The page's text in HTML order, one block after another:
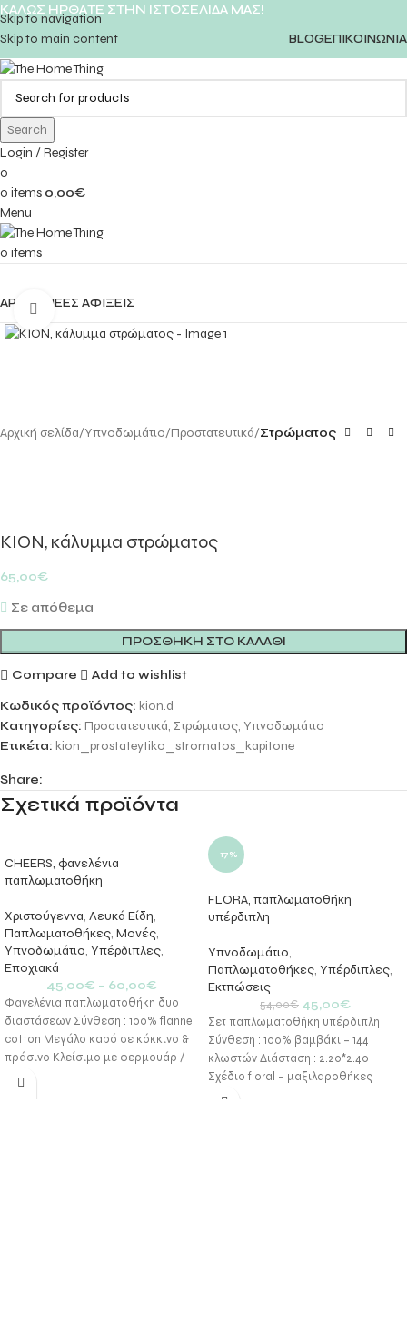
Skip to navigation
Skip to main content
ΚΑΛΩΣ ΗΡΘΑΤΕ ΣΤΗΝ ΙΣΤΟΣΕΛΙΔΑ ΜΑΣ!
BLOGΕΠΙΚΟΙΝΩΝΙΑ
Search
Login / Register
0
0 items 0,00€
Menu
0 items
ΑΡΧΙΚΗ ΝΕΕΣ ΑΦΙΞΕΙΣ
Click to enlarge
Αρχική σελίδα Υπνοδωμάτιο Προστατευτικά Στρώματος
KION, κάλυμμα στρώματος
65,00€
Σε απόθεμα
ΠΡΟΣΘΉΚΗ ΣΤΟ ΚΑΛΆΘΙ
Compare
Add to wishlist
Κωδικός προϊόντος: kion.d
Κατηγορίες: Προστατευτικά, Στρώματος, Υπνοδωμάτιο
Ετικέτα: kion_prostateytiko_stromatos_kapitone
Share:
Σχετικά προϊόντα
CHEERS, φανελένια
παπλωματοθήκη
Χριστούγεννα, Λευκά Είδη,
Παπλωματοθήκες, Μονές,
Υπνοδωμάτιο, Υπέρδιπλες,
Εποχιακά
45,00€ – 60,00€
Φανελένια παπλωματοθήκη δυο
διαστάσεων Σύνθεση : 100% flannel
cotton Μεγάλο καρό σε κόκκινο &
πράσινο Κλείσιμο με φερμουάρ /
διπλής όψεως
-17%
FLORA, παπλωματοθήκη
υπέρδιπλη
Υπνοδωμάτιο,
Παπλωματοθήκες, Υπέρδιπλες,
Εκτπώσεις
54,00€ 45,00€
Σετ παπλωματοθήκη υπέρδιπλη
Σύνθεση : 100% βαμβάκι – 144
κλωστών Διάσταση : 2.20*2.40
Σχέδιο floral – μαξιλαροθήκες
panel